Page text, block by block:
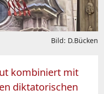
Bild: D.Bücken
kombiniert mit
diktatorischen